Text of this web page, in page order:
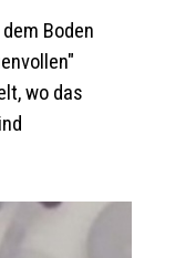
Boden
wo das